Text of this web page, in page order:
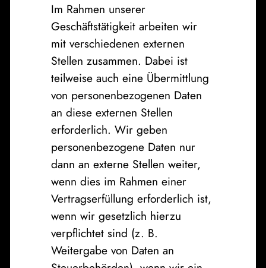
Im Rahmen unserer
Geschäftstätigkeit arbeiten wir
mit verschiedenen externen
Stellen zusammen. Dabei ist
teilweise auch eine Übermittlung
von personenbezogenen Daten
an diese externen Stellen
erforderlich. Wir geben
personenbezogene Daten nur
dann an externe Stellen weiter,
wenn dies im Rahmen einer
Vertragserfüllung erforderlich ist,
wenn wir gesetzlich hierzu
verpflichtet sind (z. B.
Weitergabe von Daten an